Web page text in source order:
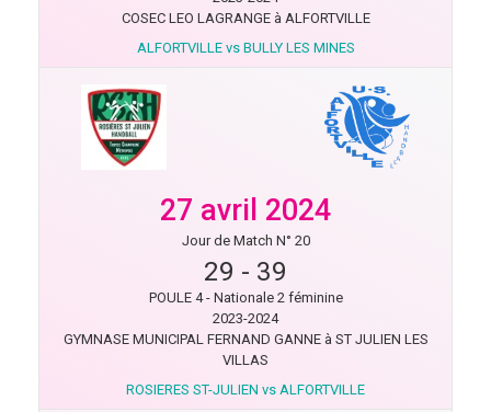
COSEC LEO LAGRANGE à ALFORTVILLE
ALFORTVILLE vs BULLY LES MINES
27 avril 2024
Jour de Match N° 20
29 - 39
POULE 4 - Nationale 2 féminine
2023-2024
GYMNASE MUNICIPAL FERNAND GANNE à ST JULIEN LES
VILLAS
ROSIERES ST-JULIEN vs ALFORTVILLE